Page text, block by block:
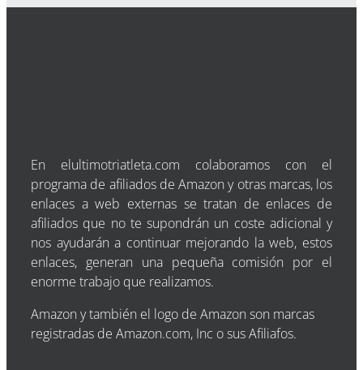
En elultimotriatleta.com colaboramos con el
programa de afiliados de Amazon y otras marcas, los
enlaces a web externas se tratan de enlaces de
afiliados que no te supondrán un coste adicional y
nos ayudarán a continuar mejorando la web, estos
enlaces, generan una pequeña comisión por el
enorme trabajo que realizamos.
Amazon y también el logo de Amazon son marcas
registradas de Amazon.com, Inc o sus Afiliafos.